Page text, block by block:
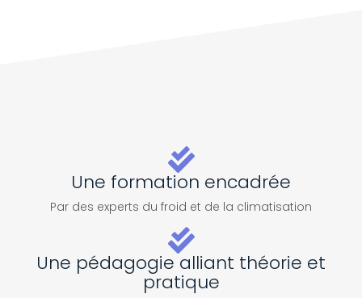
Une formation encadrée
Par des experts du froid et de la climatisation
Une pédagogie alliant théorie et
pratique